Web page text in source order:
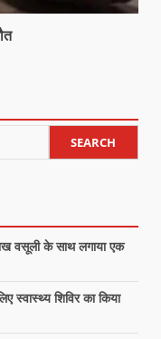
SEARCH
वसूली के साथ लगाया एक
स्वास्थ्य शिविर का किया